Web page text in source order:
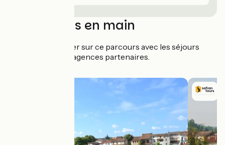
Séjours clés en main
Partez l'esprit léger sur ce parcours avec les séjours
organisés de nos agences partenaires.